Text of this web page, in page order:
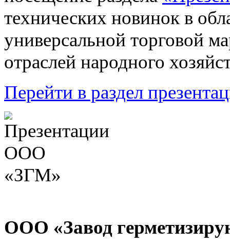
технических новинок в
универсальной торговой
отраслей народного
Перейти в раздел
ООО «Завод